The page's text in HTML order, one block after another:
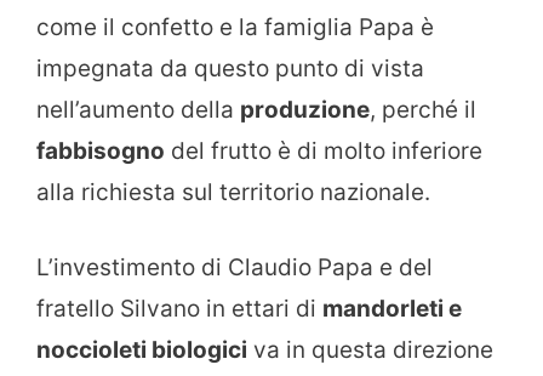
come il confetto e la famiglia Papa è
impegnata da questo punto di vista
nell’aumento della produzione, perché il
fabbisogno del frutto è di molto inferiore
alla richiesta sul territorio nazionale.
L’investimento di Claudio Papa e del
fratello Silvano in ettari di mandorleti e
noccioleti biologici va in questa direzione